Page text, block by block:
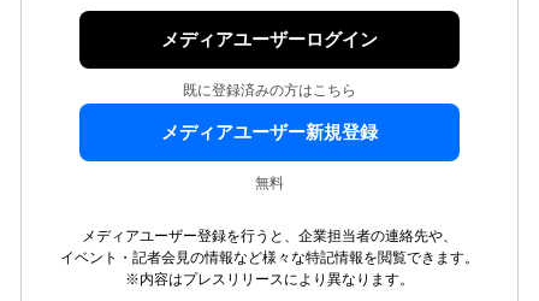
メディアユーザーログイン
既に登録済みの方はこちら
メディアユーザー新規登録
無料
メディアユーザー登録を行うと、企業担当者の連絡先や、
イベント・記者会見の情報など様々な特記情報を閲覧できます。
※内容はプレスリリースにより異なります。